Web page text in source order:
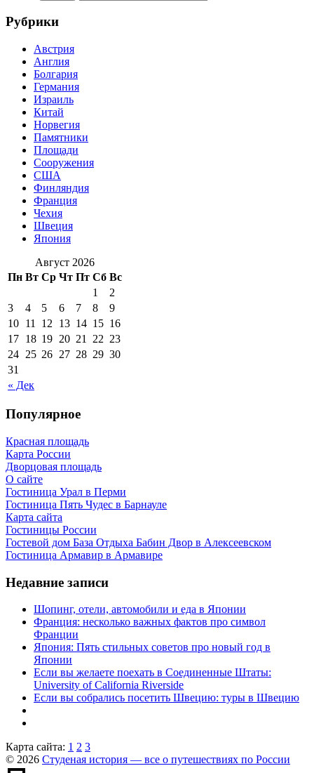
Рубрики
Австрия
Англия
Болгария
Германия
Израиль
Китай
Норвегия
Памятники
Площади
Сооружения
США
Финляндия
Франция
Чехия
Швеция
Япония
Август 2026
Пн Вт Ср Чт Пт Сб Вс
« Дек
1
2
3
4 5 6 7 8
9
10 11 12 13 14 15 16
17 18 19 20 21 22 23
24 25 26 27 28 29 30
31
Популярное
Красная площадь
Карта России
Дворцовая площадь
О сайте
Гостиница Урал в Перми
Гостиница Пять Чудес в Барнауле
Карта сайта
Гостиницы России
Гостевой дом База Отдыха Бабин Двор в Алексеевском
Гостиница Армавир в Армавире
Недавние записи
Шопинг, отели, автомобили и еда в Японии
Франция: несколько важных фактов про символ
Франции
Япония: Пять стильных советов про новый год в
Японии
Если вы желаете поехать в Соединенные Штаты:
University of California Riverside
Если вы собрались посетить Швецию: туры в Швецию
Карта сайта: 1 2 3
© 2026 Студеная история — все о путешествиях по России